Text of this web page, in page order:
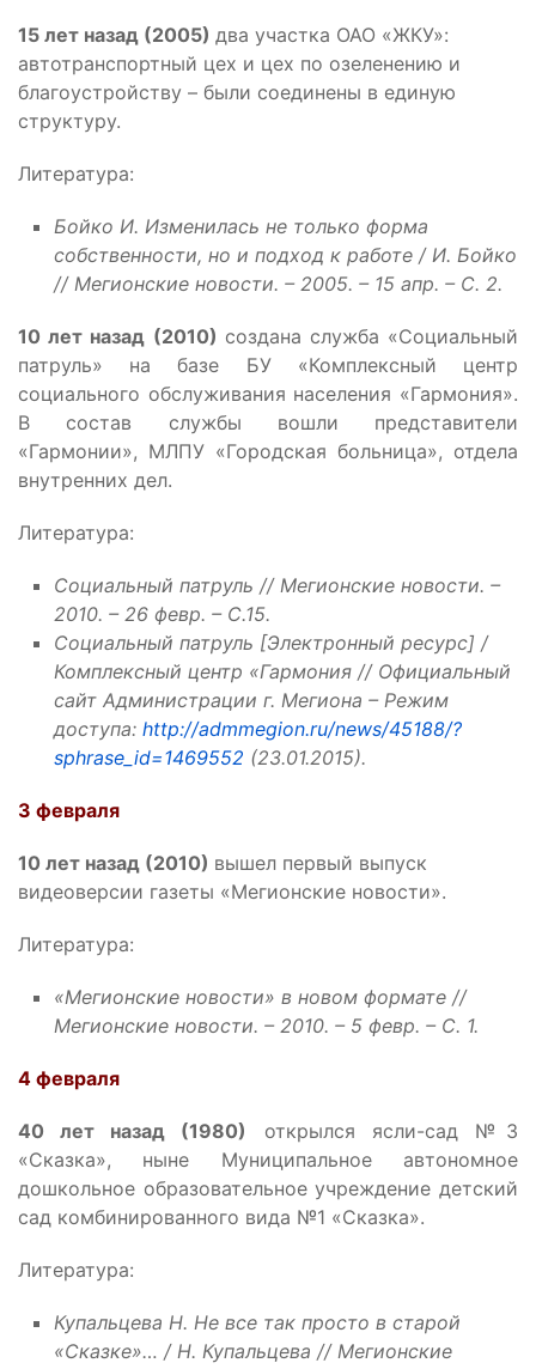
15 лет назад (2005) два участка ОАО «ЖКУ»:
автотранспортный цех и цех по озеленению и
благоустройству – были соединены в единую
структуру.
Литература:
Бойко И. Изменилась не только форма
собственности, но и подход к работе / И. Бойко
// Мегионские новости. – 2005. – 15 апр. – С. 2.
10 лет назад (2010) создана служба «Социальный
патруль» на базе БУ «Комплексный центр
социального обслуживания населения «Гармония».
В состав службы вошли представители
«Гармонии», МЛПУ «Городская больница», отдела
внутренних дел.
Литература:
Социальный патруль // Мегионские новости. –
2010. – 26 февр. – С.15.
Социальный патруль [Электронный ресурс] /
Комплексный центр «Гармония // Официальный
сайт Администрации г. Мегиона – Режим
доступа: http://admmegion.ru/news/45188/?
sphrase_id=1469552 (23.01.2015).
3 февраля
10 лет назад (2010) вышел первый выпуск
видеоверсии газеты «Мегионские новости».
Литература:
«Мегионские новости» в новом формате //
Мегионские новости. – 2010. – 5 февр. – С. 1.
4 февраля
40 лет назад (1980)
открылся ясли-сад №3
«Сказка», ныне Муниципальное автономное
дошкольное образовательное учреждение детский
сад комбинированного вида №1 «Сказка».
Литература:
Купальцева Н. Не все так просто в старой
«Сказке»… / Н. Купальцева // Мегионские